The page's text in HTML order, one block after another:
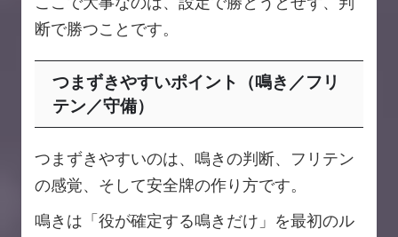
断で勝つことです。
つまずきやすいポイント（鳴き／フリ
テン／守備）
つまずきやすいのは、鳴きの判断、フリテン
の感覚、そして安全牌の作り方です。
鳴きは「役が確定する鳴きだけ」を最初のル